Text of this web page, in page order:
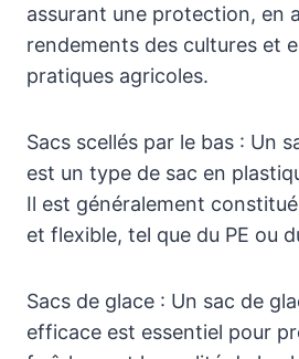
assurant une protection, en
rendements des cultures et
pratiques agricoles.
Sacs scellés par le bas : Un
est un type de sac en
Il est généralement
et flexible, tel que du PE ou
Sacs de glace : Un sac de
efficace est essentiel pour